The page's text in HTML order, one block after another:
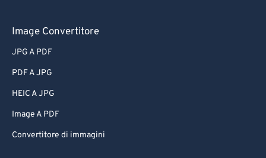
Image Convertitore
JPG A PDF
PDF A JPG
HEIC A JPG
Image A PDF
Convertitore di immagini